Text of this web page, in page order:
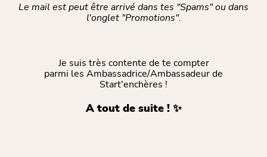
Le mail est peut être arrivé dans tes "Spams" ou dans
l'onglet "Promotions".
Je suis très contente de te compter
parmi les Ambassadrice/Ambassadeur de
Start'enchères !
A tout de suite ! ✨